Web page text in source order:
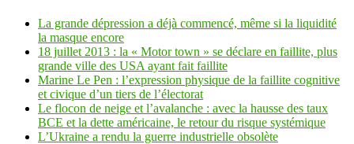
La grande dépression a déjà commencé, même si la liquidité
la masque encore
18 juillet 2013 : la « Motor town » se déclare en faillite, plus
grande ville des USA ayant fait faillite
Marine Le Pen : l’expression physique de la faillite cognitive
et civique d’un tiers de l’électorat
Le flocon de neige et l’avalanche : avec la hausse des taux
BCE et la dette américaine, le retour du risque systémique
L’Ukraine a rendu la guerre industrielle obsolète